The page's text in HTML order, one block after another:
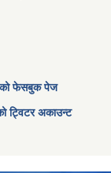
फेसबुक पेज
ट्विटर अकाउन्ट